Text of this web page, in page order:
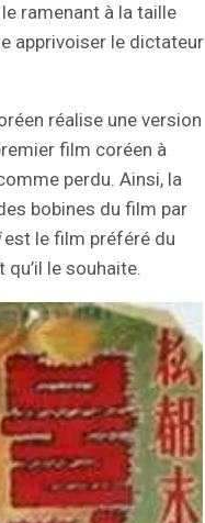
ramenant à la taille
apprivoiser le dictateur
réalise une version
film coréen à
perdu. Ainsi, la
bobines du film par
est le film préféré du
le souhaite.